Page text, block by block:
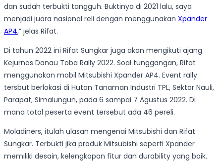
dan sudah terbukti tangguh. Buktinya di 2021 lalu, saya
menjadi juara nasional reli dengan menggunakan Xpander
AP4,” jelas Rifat.
Di tahun 2022 ini Rifat Sungkar juga akan mengikuti ajang
Kejurnas Danau Toba Rally 2022. Soal tunggangan, Rifat
menggunakan mobil Mitsubishi Xpander AP4. Event rally
tersbut berlokasi di Hutan Tanaman Industri TPL, Sektor Nauli,
Parapat, Simalungun, pada 6 sampai 7 Agustus 2022. Di
mana total peserta event tersebut ada 46 pereli.
Moladiners, itulah ulasan mengenai Mitsubishi dan Rifat
Sungkar. Terbukti jika produk Mitsubishi seperti Xpander
memiliki desain, kelengkapan fitur dan durability yang baik.